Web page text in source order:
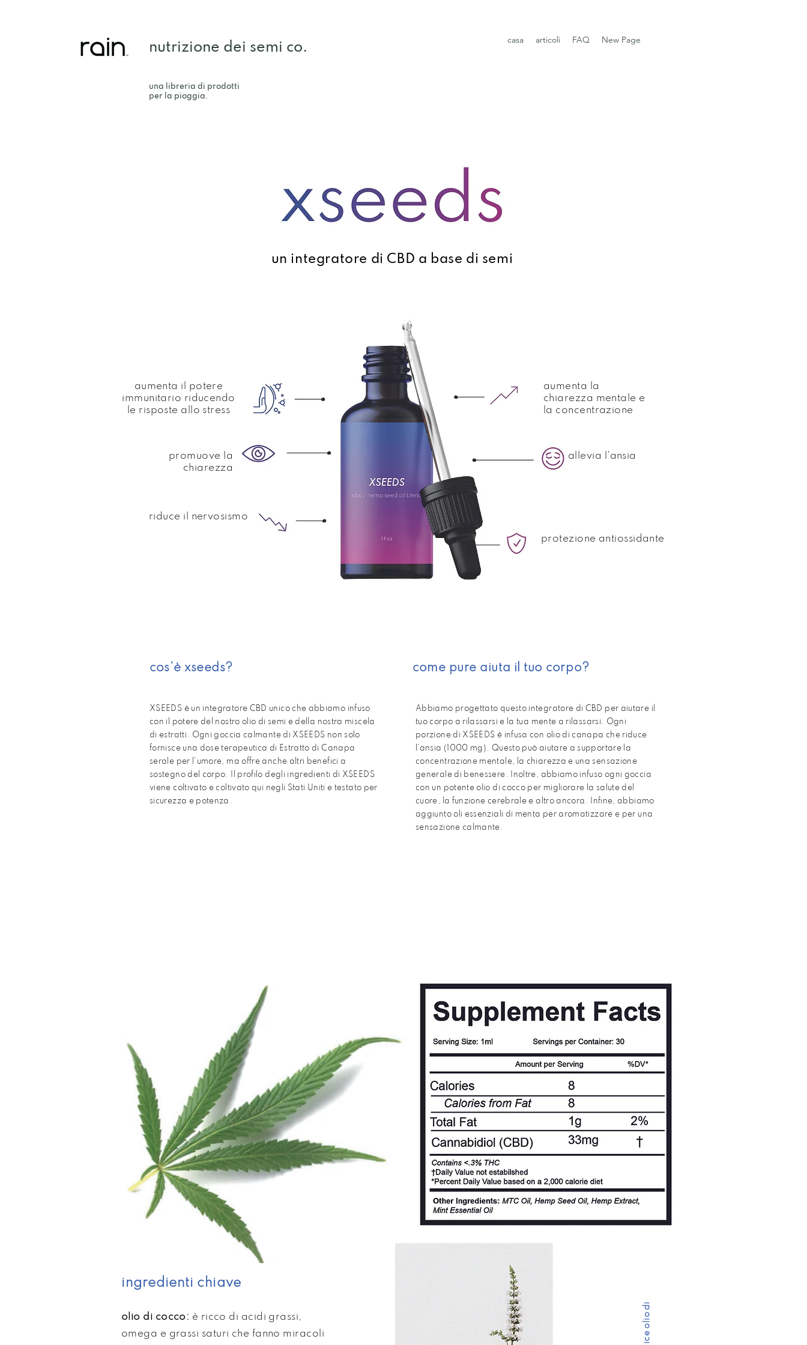
nutrizione dei semi co.
una libreria di prodotti
per la pioggia.
casa articoli FAQ New Page
un integratore di CBD a base di semi
cos'è xseeds?
XSEEDS è un integratore CBD unico che abbiamo infuso
con il potere del nostro olio di semi e della nostra miscela
di estratti. Ogni goccia calmante di XSEEDS non solo
fornisce una dose terapeutica di Estratto di Canapa
serale per l'umore, ma offre anche altri benefici a
sostegno del corpo. Il profilo degli ingredienti di XSEEDS
viene coltivato e coltivato qui negli Stati Uniti e testato per
sicurezza e potenza.
come pure aiuta il tuo corpo?
Abbiamo progettato questo integratore di CBD per aiutare il
tuo corpo a rilassarsi e la tua mente a rilassarsi. Ogni
porzione di XSEEDS è infusa con olio di canapa che riduce
l'ansia (1000 mg). Questo può aiutare a supportare la
concentrazione mentale, la chiarezza e una sensazione
generale di benessere. Inoltre, abbiamo infuso ogni goccia
con un potente olio di cocco per migliorare la salute del
cuore, la funzione cerebrale e altro ancora. Infine, abbiamo
aggiunto oli essenziali di menta per aromatizzare e per una
sensazione calmante.
aumenta il potere
immunitario riducendo
le risposte allo stress
promuove la
chiarezza
aumenta la
chiarezza mentale e
la concentrazione
allevia l'ansia
riduce il nervosismo
protezione antiossidante
ingredienti chiave
olio di cocco: è ricco di acidi grassi,
omega e grassi saturi che fanno miracoli